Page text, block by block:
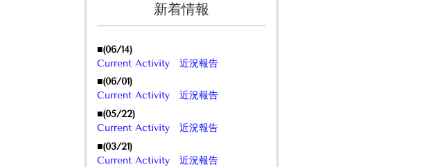
新着情報
■(06/14)
Current Activity 近況報告
■(06/01)
Current Activity 近況報告
■(05/22)
Current Activity 近況報告
■(03/21)
Current Activity 近況報告